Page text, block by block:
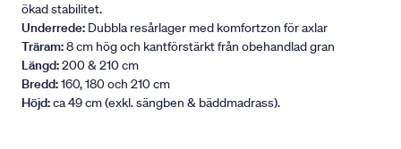
ökad stabilitet.
Underrede: Dubbla resårlager med komfortzon för axlar
Träram:8 cm hög och kantförstärkt från obehandlad gran
Längd:200 & 210 cm
Bredd:160, 180 och 210 cm
Höjd:ca 49 cm (exkl. sängben & bäddmadrass).